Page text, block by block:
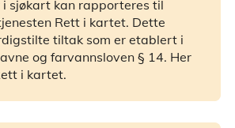
i sjøkart kan rapporteres til
Rett i kartet. Dette
tiltak som er etablert i
og farvannsloven § 14. Her
i kartet.